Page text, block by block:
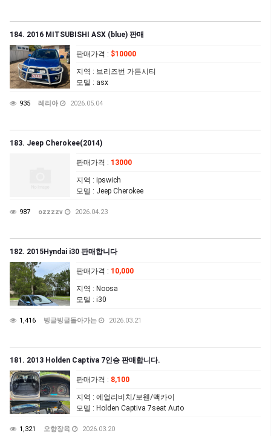
184. 2016 MITSUBISHI ASX (blue) 판매
판매가격 : $10000
지역 : 브리즈번 가든시티
모델 : asx
935 레리아 2026.05.04
183. Jeep Cherokee(2014)
판매가격 : 13000
지역 : ipswich
모델 : Jeep Cherokee
987 ozzzzv 2026.04.23
182. 2015Hyndai i30 판매합니다
판매가격 : 10,000
지역 : Noosa
모델 : i30
1,416 빙글빙글돌아가는 2026.03.21
181. 2013 Holden Captiva 7인승 판매합니다.
판매가격 : 8,100
지역 : 에얼리비치/보웬/맥카이
모델 : Holden Captiva 7seat Auto
1,321 오향장육 2026.03.20